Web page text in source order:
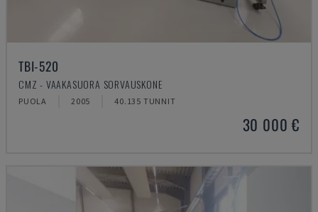
TBI-520
CMZ - VAAKASUORA SORVAUSKONE
PUOLA 2005 40.135 TUNNIT
30 000 €